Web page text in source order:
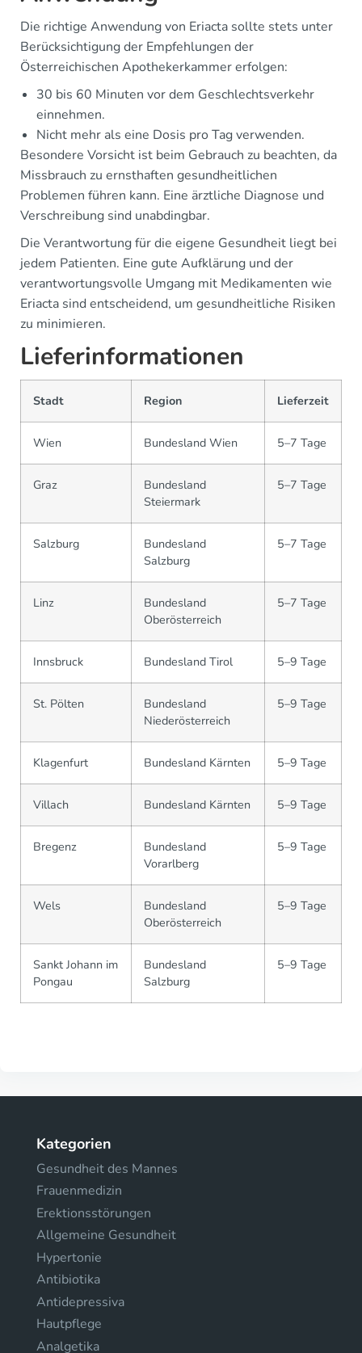
Die richtige Anwendung von Eriacta sollte stets unter
Berücksichtigung der Empfehlungen der
Österreichischen Apothekerkammer erfolgen:
30 bis 60 Minuten vor dem Geschlechtsverkehr
einnehmen.
Nicht mehr als eine Dosis pro Tag verwenden.
Besondere Vorsicht ist beim Gebrauch zu beachten, da
Missbrauch zu ernsthaften gesundheitlichen
Problemen führen kann. Eine ärztliche Diagnose und
Verschreibung sind unabdingbar.
Die Verantwortung für die eigene Gesundheit liegt bei
jedem Patienten. Eine gute Aufklärung und der
verantwortungsvolle Umgang mit Medikamenten wie
Eriacta sind entscheidend, um gesundheitliche Risiken
zu minimieren.
Lieferinformationen
Stadt Region Lieferzeit
Wien Bundesland Wien 5–7 Tage
Graz
Bundesland
Steiermark
5–7 Tage
Salzburg
Bundesland
Salzburg
5–7 Tage
Linz
Bundesland
Oberösterreich
5–7 Tage
Innsbruck Bundesland Tirol 5–9 Tage
St. Pölten
Bundesland
Niederösterreich
5–9 Tage
Klagenfurt Bundesland Kärnten 5–9 Tage
Villach Bundesland Kärnten 5–9 Tage
Bregenz
Bundesland
Vorarlberg
5–9 Tage
Wels
Bundesland
Oberösterreich
5–9 Tage
Sankt Johann im
Pongau
Bundesland
Salzburg
5–9 Tage
Kategorien
Gesundheit des Mannes
Frauenmedizin
Erektionsstörungen
Allgemeine Gesundheit
Hypertonie
Antibiotika
Antidepressiva
Hautpflege
Analgetika